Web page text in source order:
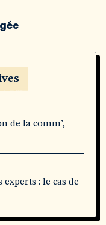
de la comm’,
: le cas de